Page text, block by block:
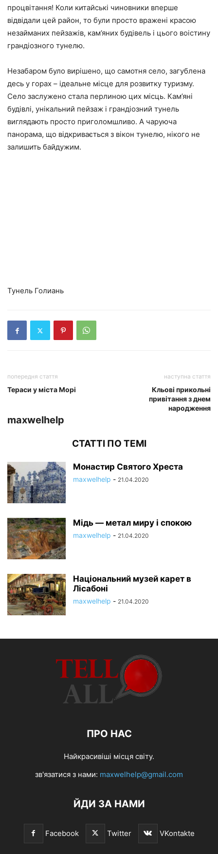
процвітання! Коли китайські чиновники вперше
відвідали цей район, то були просто вражені красою
незайманих пейзажів, кам’яних будівель і цього воістину
грандіозного тунелю.
Незабаром було вирішено, що самотня село, загублена
десь у горах – ідеальне місце для розвитку туризму.
Село заслужено стала перлиною цих місць. Кам’яні
будівлі, унікальний пейзаж і грандіозний тунель
виглядають просто приголомшливо. А чаруюча
панорама, що відкривається з вікон тунелю, нікого не
залишить байдужим.
Тунель Голиань
попередня стаття
Тераси у міста Морі
наступна стаття
Кльові прикольні
привітання з днем
народження
maxwelhelp
СТАТТІ ПО ТЕМІ
Монастир Святого Хреста
maxwelhelp - 21.04.2020
Мідь — метал миру і спокою
maxwelhelp - 21.04.2020
Національний музей карет в
Лісабоні
maxwelhelp - 21.04.2020
ПРО НАС
Найкрасивіші місця світу.
зв'язатися з нами: maxwelhelp@gmail.com
ЙДИ ЗА НАМИ
Facebook Twitter VKontakte